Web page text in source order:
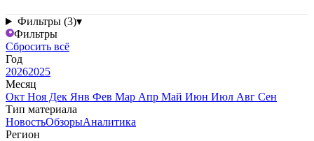
Фильтры (3)▾
Фильтры
Сбросить всё
Год
20262025
Месяц
Окт Ноя Дек Янв Фев Мар Апр Май Июн Июл Авг Сен
Тип материала
НовостьОбзорыАналитика
Регион